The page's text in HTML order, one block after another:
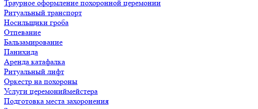
Траурное оформление похоронной церемонии
Ритуальный транспорт
Носильщики гроба
Отпевание
Бальзамирование
Панихида
Аренда катафалка
Ритуальный лифт
Оркестр на похороны
Услуги церемониймейстера
Подготовка места захоронения